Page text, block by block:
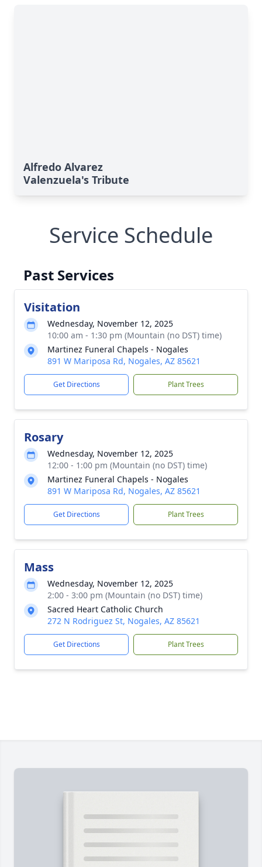
Alfredo Alvarez
Valenzuela's Tribute
Service Schedule
Past Services
Visitation
Wednesday, November 12, 2025
10:00 am - 1:30 pm (Mountain (no DST) time)
Martinez Funeral Chapels - Nogales
891 W Mariposa Rd, Nogales, AZ 85621
Get Directions Plant Trees
Rosary
Wednesday, November 12, 2025
12:00 - 1:00 pm (Mountain (no DST) time)
Martinez Funeral Chapels - Nogales
891 W Mariposa Rd, Nogales, AZ 85621
Get Directions Plant Trees
Mass
Wednesday, November 12, 2025
2:00 - 3:00 pm (Mountain (no DST) time)
Sacred Heart Catholic Church
272 N Rodriguez St, Nogales, AZ 85621
Get Directions Plant Trees